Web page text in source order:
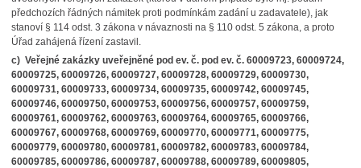
předchozích řádných námitek proti podmínkám zadání u zadavatele), jak
stanoví § 114 odst. 3 zákona v návaznosti na § 110 odst. 5 zákona, a proto
Úřad zahájená řízení zastavil.
c) Veřejné zakázky uveřejněné pod ev. č. pod ev. č. 60009723, 60009724,
60009725, 60009726, 60009727, 60009728, 60009729, 60009730,
60009731, 60009733, 60009734, 60009735, 60009742, 60009745,
60009746, 60009750, 60009753, 60009756, 60009757, 60009759,
60009761, 60009762, 60009763, 60009764, 60009765, 60009766,
60009767, 60009768, 60009769, 60009770, 60009771, 60009775,
60009779, 60009780, 60009781, 60009782, 60009783, 60009784,
60009785, 60009786, 60009787, 60009788, 60009789, 60009805,